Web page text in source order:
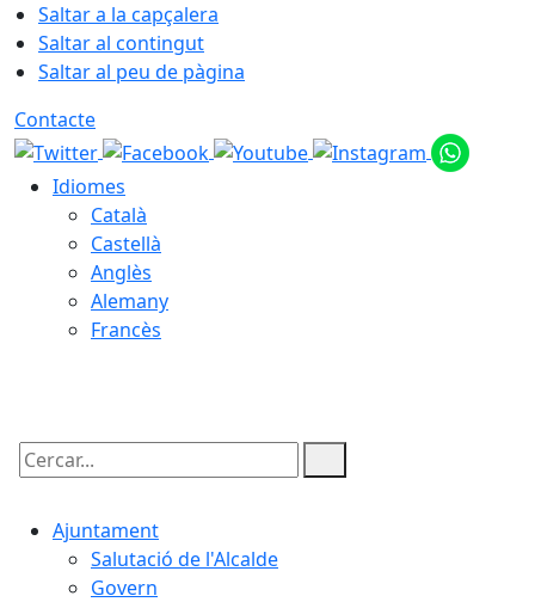
Saltar a la capçalera
Saltar al contingut
Saltar al peu de pàgina
Contacte
Idiomes
Català
Castellà
Anglès
Alemany
Francès
Cercar:
Ajuntament
Salutació de l'Alcalde
Govern